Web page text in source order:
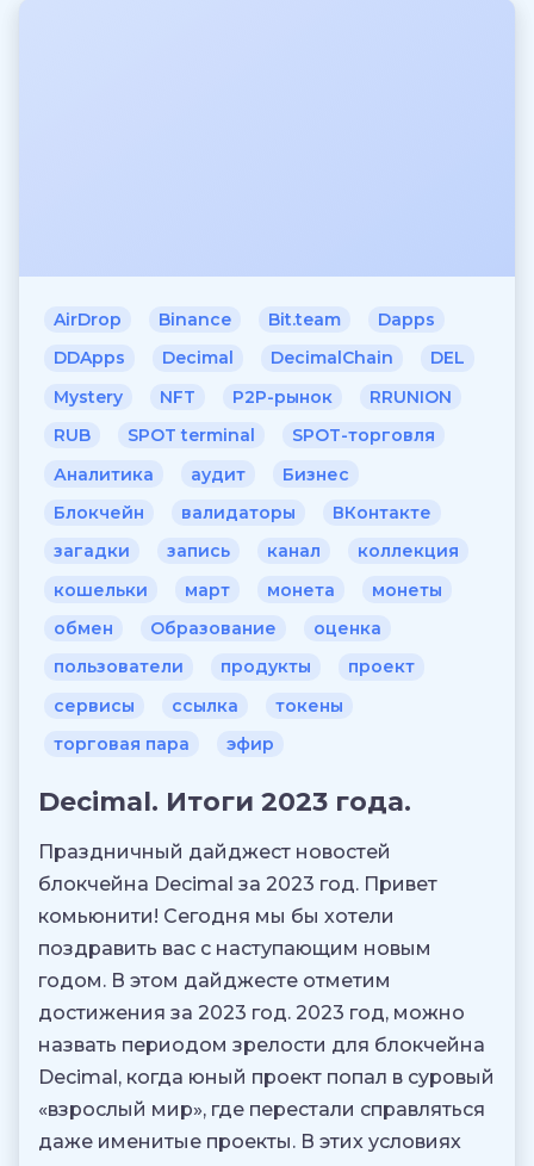
AirDrop Binance Bit.team
Dapps
DDApps
Decimal DecimalChain
DEL
Mystery
NFT P2P-рынок
RRUNION
RUB
SPOT terminal
SPOT-торговля
Аналитика
аудит
Бизнес
Блокчейн
валидаторы
ВКонтакте
загадки
запись канал
коллекция
кошельки
март монета
монеты
обмен
Образование
оценка
пользователи
продукты
проект
сервисы
ссылка
токены
торговая пара
эфир
Decimal. Итоги 2023 года.
Праздничный дайджест новостей
блокчейна Decimal за 2023 год. Привет
комьюнити! Сегодня мы бы хотели
поздравить вас с наступающим новым
годом. В этом дайджесте отметим
достижения за 2023 год. 2023 год, можно
назвать периодом зрелости для блокчейна
Decimal, когда юный проект попал в суровый
«взрослый мир», где перестали справляться
даже именитые проекты. В этих условиях